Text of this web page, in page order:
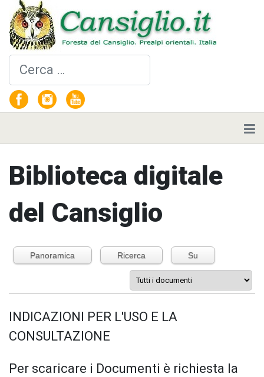
Cerca
Biblioteca digitale
del Cansiglio
Panoramica Ricerca Su
INDICAZIONI PER L'USO E LA
CONSULTAZIONE
Per scaricare i Documenti è richiesta la